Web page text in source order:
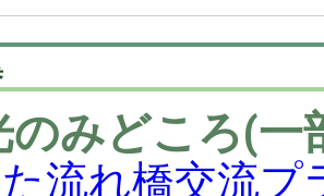
のみどころ(一
流れ橋交流プ